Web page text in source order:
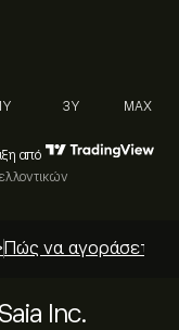
3Y MAX
από
Πώς να αγοράσετε; >
Inc.